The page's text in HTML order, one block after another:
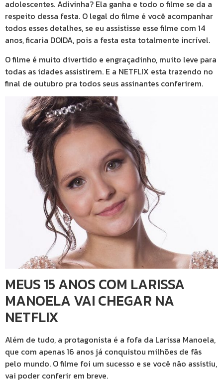
adolescentes. Adivinha? Ela ganha e todo o filme se da a
respeito dessa festa. O legal do filme é você acompanhar
todos esses detalhes, se eu assistisse esse filme com 14
anos, ficaria DOIDA, pois a festa esta totalmente incrível.
O filme é muito divertido e engraçadinho, muito leve para
todas as idades assistirem. E a NETFLIX esta trazendo no
final de outubro pra todos seus assinantes conferirem.
MEUS 15 ANOS COM LARISSA
MANOELA VAI CHEGAR NA
NETFLIX
Além de tudo, a protagonista é a fofa da Larissa Manoela,
que com apenas 16 anos já conquistou milhões de fãs
pelo mundo. O filme foi um sucesso e se você não assistiu,
vai poder conferir em breve.